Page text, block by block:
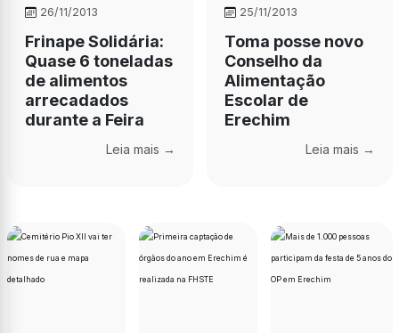
26/11/2013
Frinape Solidária:
Quase 6 toneladas
de alimentos
arrecadados
durante a Feira
Leia mais →
25/11/2013
Toma posse novo
Conselho da
Alimentação
Escolar de
Erechim
Leia mais →